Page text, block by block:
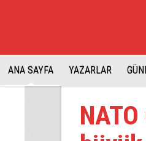
ANA SAYFA YAZARLAR